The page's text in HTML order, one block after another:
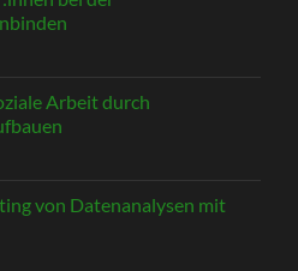
Arbeit durch
von Datenanalysen mit